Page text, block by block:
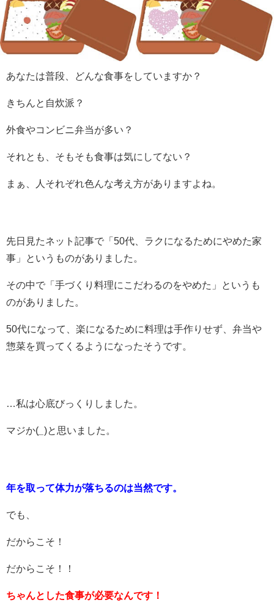
あなたは普段、どんな食事をしていますか？
きちんと自炊派？
外食やコンビニ弁当が多い？
それとも、そもそも食事は気にしてない？
まぁ、人それぞれ色んな考え方がありますよね。
先日見たネット記事で「50代、ラクになるためにやめた家
事」というものがありました。
その中で「手づくり料理にこだわるのをやめた」というも
のがありました。
50代になって、楽になるために料理は手作りせず、弁当や
惣菜を買ってくるようになったそうです。
…私は心底びっくりしました。
マジか( )と思いました。
年を取って体力が落ちるのは当然です。
でも、
だからこそ！
だからこそ！！
ちゃんとした食事が必要なんです！